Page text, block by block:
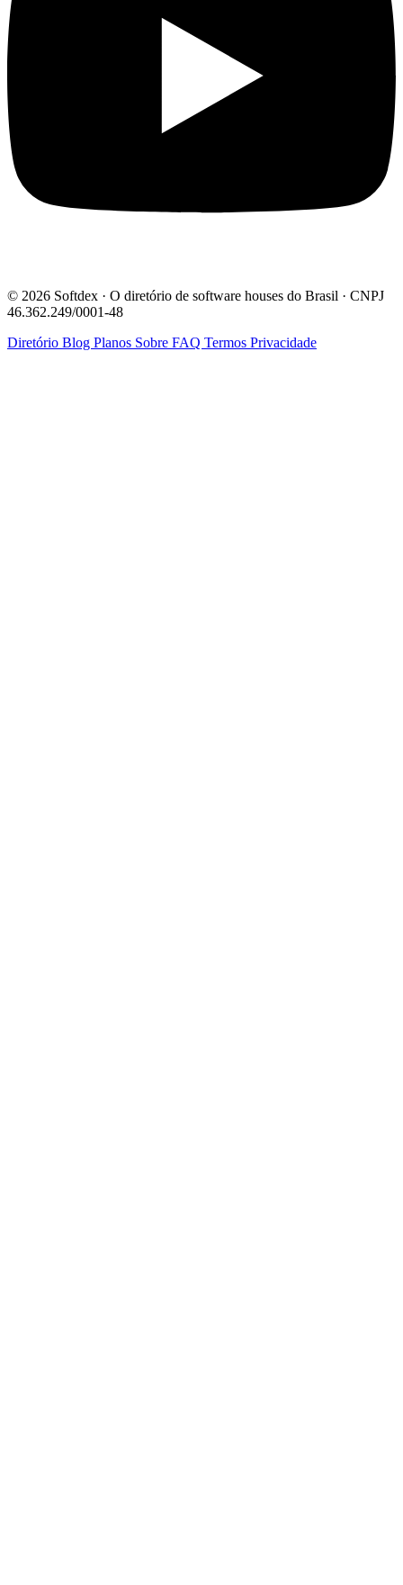
© 2026 Softdex · O diretório de software houses do Brasil · CNPJ
46.362.249/0001-48
Diretório Blog Planos Sobre FAQ Termos Privacidade